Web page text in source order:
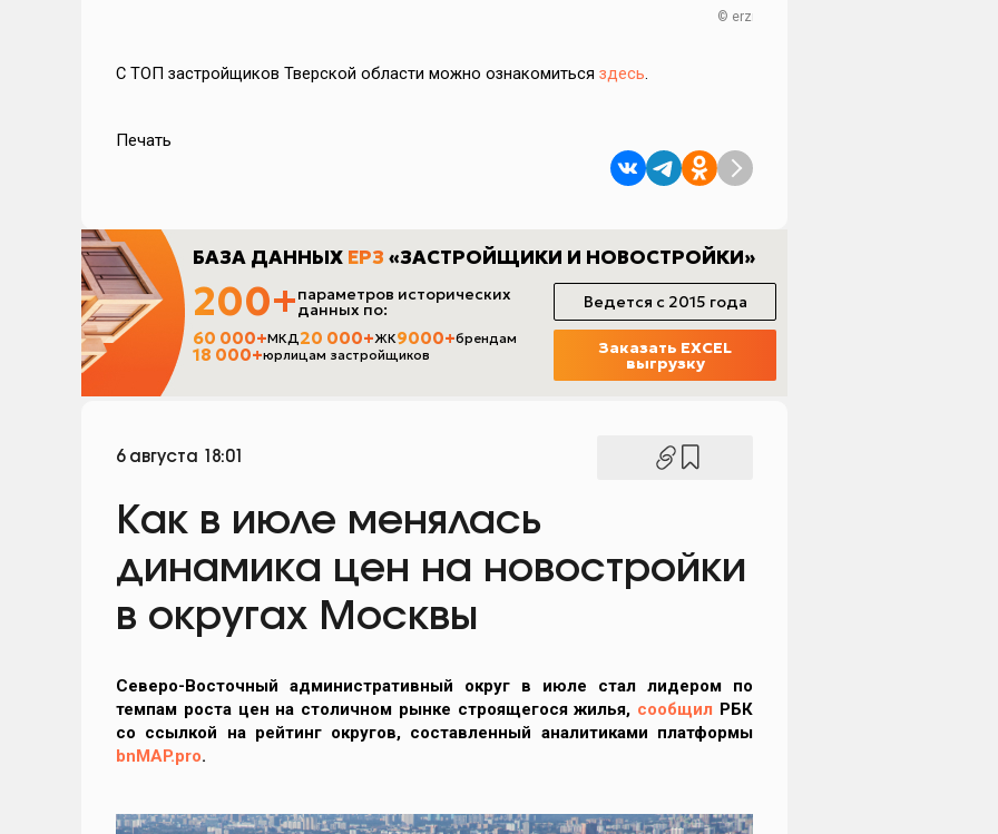
© erzrf.ru
С ТОП застройщиков Тверской области можно ознакомиться здесь.
Печать
6 августа 18:01
Как в июле менялась
динамика цен на новостройки
в округах Москвы
Северо-Восточный административный округ в июле стал лидером по
темпам роста цен на столичном рынке строящегося жилья, сообщил РБК
со ссылкой на рейтинг округов, составленный аналитиками платформы
bnMAP.pro.